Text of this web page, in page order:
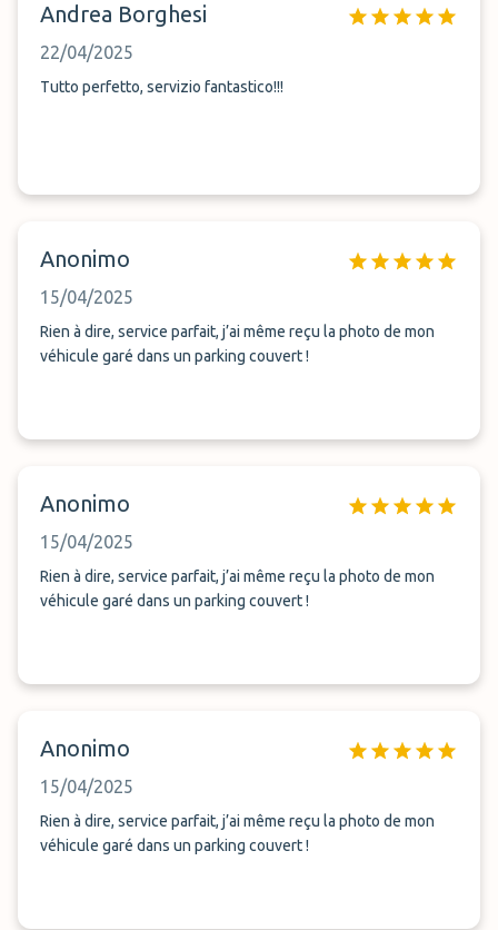
Andrea Borghesi
22/04/2025
Tutto perfetto, servizio fantastico!!!
Anonimo
15/04/2025
Rien à dire, service parfait, j’ai même reçu la photo de mon
véhicule garé dans un parking couvert !
Anonimo
15/04/2025
Rien à dire, service parfait, j’ai même reçu la photo de mon
véhicule garé dans un parking couvert !
Anonimo
15/04/2025
Rien à dire, service parfait, j’ai même reçu la photo de mon
véhicule garé dans un parking couvert !